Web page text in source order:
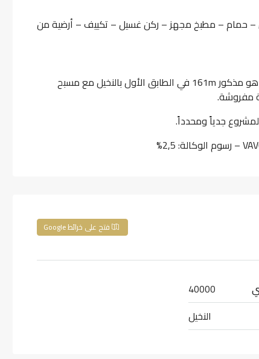
– حمام – مطبخ مجهز – ركن غسيل – تكييف – أرضية من
تناسب مشروعاً سكنياً إذا كنتم تبحثون عن شقة فارغة كما هو مذكور 161m في الطابق الأول بالنخيل مع مسبح
مفروشة.
جدياً ومحدداً.
فتح على خرائط Google
40000
النخيل